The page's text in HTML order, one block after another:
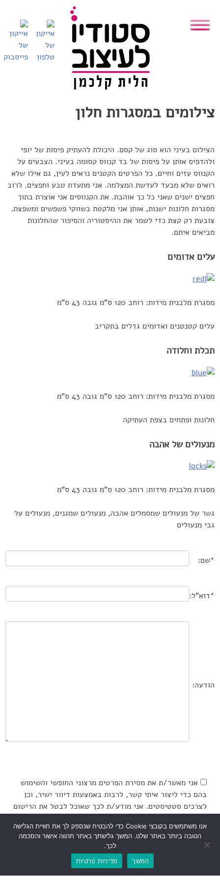
to
content
צילומים במסגרות חלון
הצילום בעיני הוא סוג של קסם. היכולת להעתיק פיסות של יופי
ולהדפיס אותן על פיסות של בד קנווס קסומה בעיני. הצבעים על
הקנווס עזים וחיים. כל הפרטים הקטנים נראים לעין, גם אילו שלא
רואים שלא מבעד לעדשת המצלמה. אני מתעדת טבע וחפצים. לרוב
חפצים ישנים שאני כל כך אוהבת. את הקנווסים אני אוצרת בתוך
מסגרות חלונות ישנות, אותן אני מלקטת בשווקי פשפשים ומשפצת.
צובעת רק קצת כדי לשמר את ההיסטוריה והסיפור שהחלונות
מביאים איתם.
עלים אדומים
מסגרת מלבנית מידות: רוחב 120 ס”מ גובה 43 ס”מ
עלים קטנטנים ואדומים גדלים בתקריב
תכלת וחלודה
מסגרת מלבנית מידות: רוחב 120 ס”מ גובה 43 ס”מ
חלונות ופתחים בצפת העתיקה
מנעולים של אהבה
מסגרת מלבנית מידות: רוחב 120 ס”מ גובה 43 ס”מ
גשר של מנעולים שמסמלים אהבה, מנעולים שמגנים, מנעולים על
גבי מנעולים
*שם:
*דוא"ל:
הודעה:
אני מאשר/ת את מסירת הפרטים מרצוני החופשי והשימוש
בהם כדי ליצור איתי קשר, לרבות באמצעות דיוור ישיר, וכן
לצרכים סטטיסטים. אני מודע/ת לכך שאוכל לבטל את הרישום
מדיניות הפרטיות של האתראנו משתמשים בקובצי Cookie כדי להבטיח שנספק לך את חוויית הגלישה
הטובה ביותר באתר שלנו. המשך גלישתך באתר תהווה אישור והסכמה
לכך.
המשך
מדיניות פרטיות